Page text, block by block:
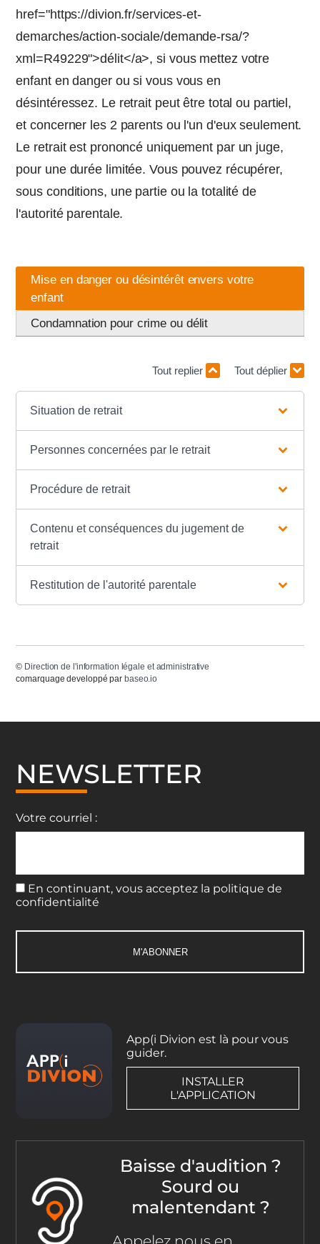
href="https://divion.fr/services-et-
demarches/action-sociale/demande-rsa/?
xml=R49229">délit</a>, si vous mettez votre
enfant en danger ou si vous vous en
désintéressez. Le retrait peut être total ou partiel,
et concerner les 2 parents ou l'un d'eux seulement.
Le retrait est prononcé uniquement par un juge,
pour une durée limitée. Vous pouvez récupérer,
sous conditions, une partie ou la totalité de
l'autorité parentale.
Mise en danger ou désintérêt envers votre
enfant
Condamnation pour crime ou délit
Tout replier Tout déplier
Situation de retrait
Personnes concernées par le retrait
Procédure de retrait
Contenu et conséquences du jugement de
retrait
Restitution de l'autorité parentale
© Direction de l'information légale et administrative
comarquage developpé par baseo.io
NEWSLETTER
Votre courriel :
En continuant, vous acceptez la politique de
confidentialité
App(i Divion est là pour vous
guider.
INSTALLER
L'APPLICATION
Baisse d'audition ?
Sourd ou
malentendant ?